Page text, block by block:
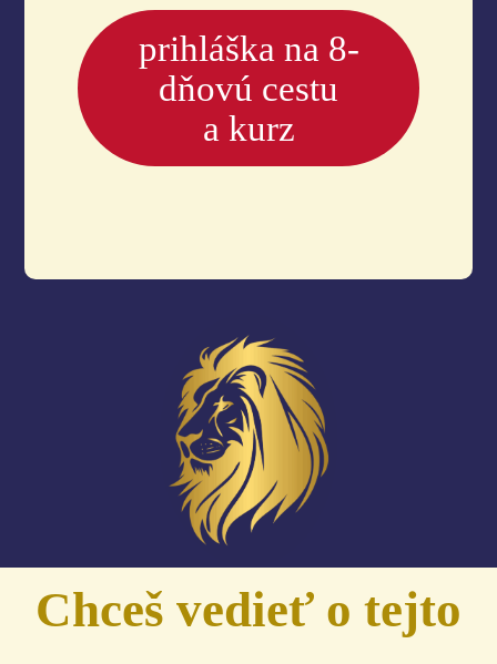
prihláška na 8-
dňovú cestu
a kurz
Chceš vedieť o tejto